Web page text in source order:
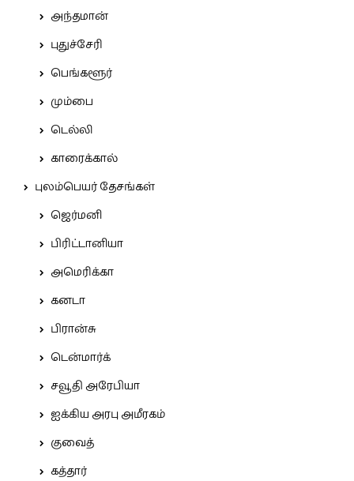
அந்தமான்
புதுச்சேரி
பெங்களூர்
மும்பை
டெல்லி
காரைக்கால்
புலம்பெயர் தேசங்கள்
ஜெர்மனி
பிரிட்டானியா
அமெரிக்கா
கனடா
பிரான்சு
டென்மார்க்
சவூதி அரேபியா
ஐக்கிய அரபு அமீரகம்
குவைத்
கத்தார்